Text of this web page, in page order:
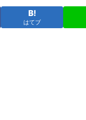
はてブ